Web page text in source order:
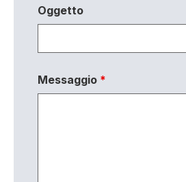
Oggetto
Messaggio *